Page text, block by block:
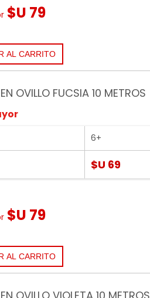
$U 79
OVILLO FUCSIA 10 METROS
6+
$U 69
$U 79